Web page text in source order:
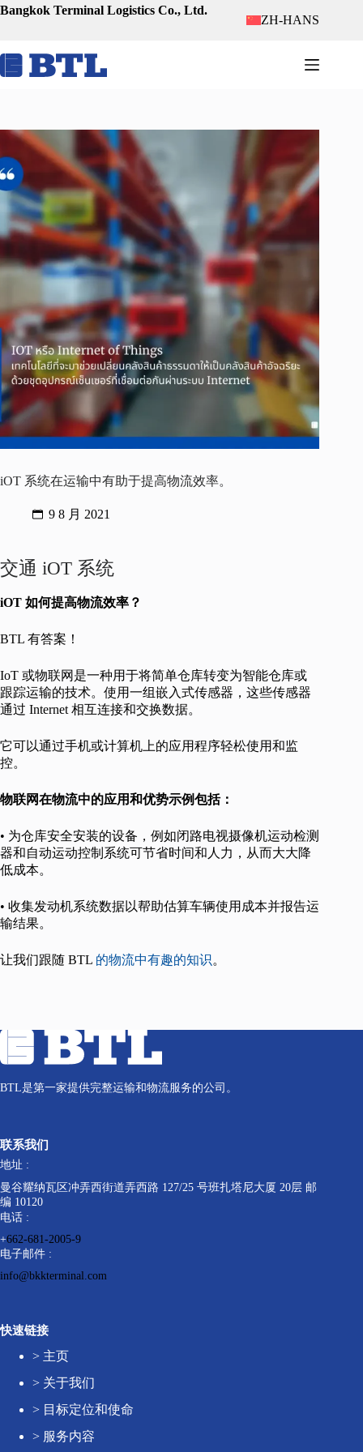
跳
容
Bangkok Terminal Logistics Co., Ltd.
ZH-HANS
iOT 系统在运输中有助于提高物流效率。
9 8 月 2021
交通 iOT 系统
iOT 如何提高物流效率？
BTL 有答案！
IoT 或物联网是一种用于将简单仓库转变为智能仓库或
跟踪运输的技术。使用一组嵌入式传感器，这些传感器
通过 Internet 相互连接和交换数据。
它可以通过手机或计算机上的应用程序轻松使用和监
控。
物联网在物流中的应用和优势示例包括：
• 为仓库安全安装的设备，例如闭路电视摄像机运动检测
器和自动运动控制系统可节省时间和人力，从而大大降
低成本。
• 收集发动机系统数据以帮助估算车辆使用成本并报告运
输结果。
让我们跟随 BTL 的物流中有趣的知识。
BTL是第一家提供完整运输和物流服务的公司。
联系我们
地址 :
曼谷耀纳瓦区冲弄西街道弄西路 127/25 号班扎塔尼大厦 20层 邮
编 10120
电话 :
+662-681-2005-9
电子邮件 :
info@bkkterminal.com
快速链接
> 主页
> 关于我们
> 目标定位和使命
> 服务内容